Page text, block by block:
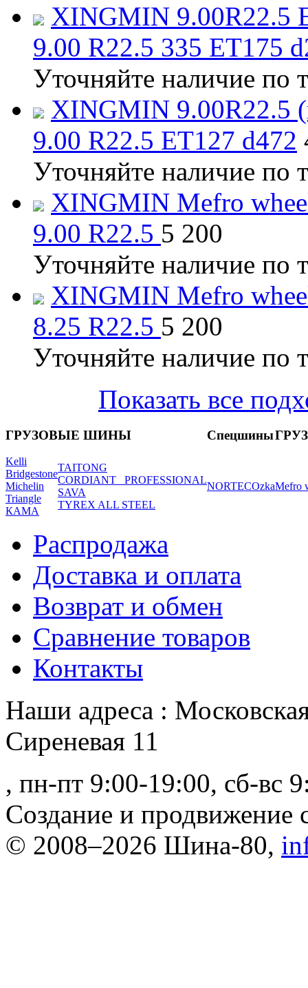
XINGMIN 9.00R22.5
9.00 R22.5 335 ET175
Уточняйте наличие по
XINGMIN 9.00R22.5
9.00 R22.5 ET127 d472
Уточняйте наличие по
XINGMIN Mefro
9.00 R22.5 5 200
Уточняйте наличие по
XINGMIN Mefro
8.25 R22.5 5 200
Уточняйте наличие по
Показать все
ГРУЗОВЫЕ ШИНЫ Спецшины
Kelli
Bridgestone
Michelin
Triangle
КАМА
TAITONG
CORDIANT_ PROFESSIONAL
SAVA
TYREX ALL STEEL
NORTECOzkaMefro
Распродажа
Доставка и оплата
Возврат и обмен
Сравнение товаров
Контакты
Наши адреса :
Сиреневая 11
, пн-пт 9:00-19:00, сб-вс
Создание и
© 2008–2026 Шина-80,